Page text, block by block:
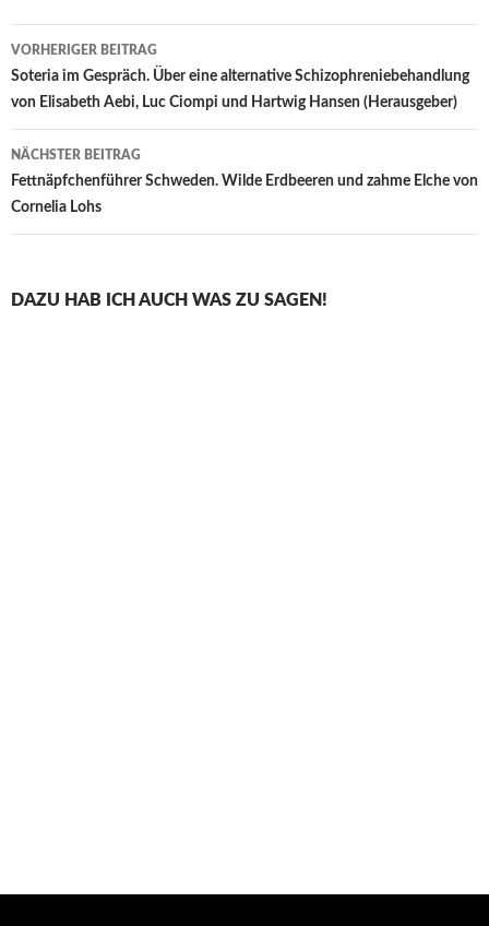
Beitragsnavigation
VORHERIGER BEITRAG
Soteria im Gespräch. Über eine alternative Schizophreniebehandlung
von Elisabeth Aebi, Luc Ciompi und Hartwig Hansen (Herausgeber)
NÄCHSTER BEITRAG
Fettnäpfchenführer Schweden. Wilde Erdbeeren und zahme Elche von
Cornelia Lohs
DAZU HAB ICH AUCH WAS ZU SAGEN!